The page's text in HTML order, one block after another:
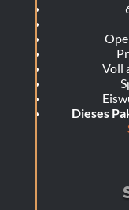
Voll
Dieses